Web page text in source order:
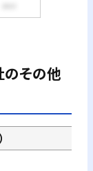
のその他